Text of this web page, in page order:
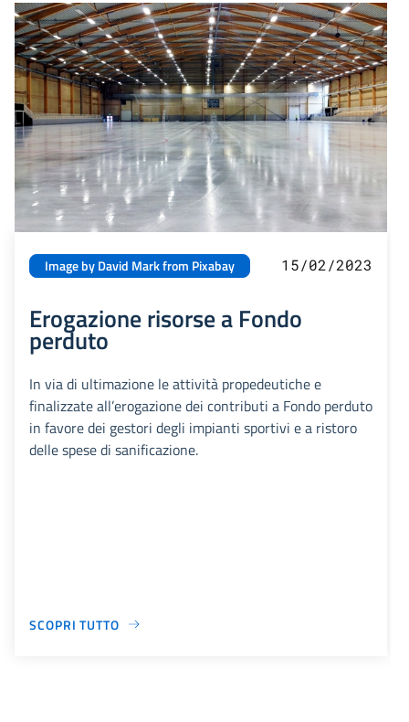
Image by David Mark from Pixabay 15/02/2023
Erogazione risorse a Fondo
perduto
In via di ultimazione le attività propedeutiche e
finalizzate all’erogazione dei contributi a Fondo perduto
in favore dei gestori degli impianti sportivi e a ristoro
delle spese di sanificazione.
SCOPRI TUTTO